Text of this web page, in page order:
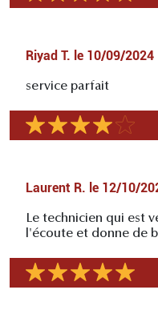
Riyad T. le 10/09/2024
service parfait
Laurent R. le 12/10/
Le technicien qui est
l'écoute et donne de